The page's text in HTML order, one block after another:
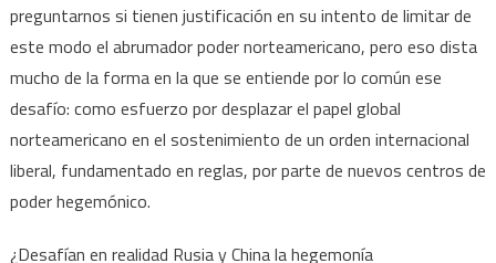
preguntarnos si tienen justificación en su intento de limitar de
este modo el abrumador poder norteamericano, pero eso dista
mucho de la forma en la que se entiende por lo común ese
desafío: como esfuerzo por desplazar el papel global
norteamericano en el sostenimiento de un orden internacional
liberal, fundamentado en reglas, por parte de nuevos centros de
poder hegemónico.
¿Desafían en realidad Rusia y China la hegemonía